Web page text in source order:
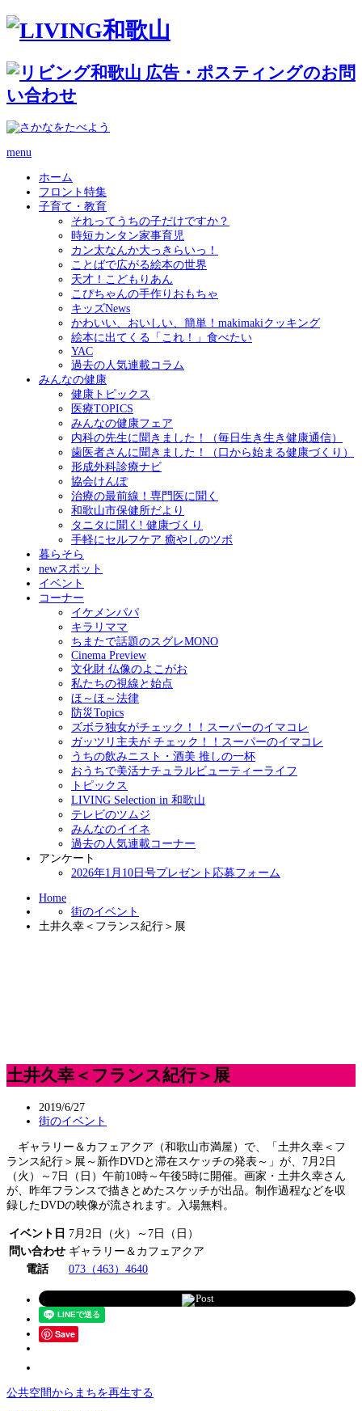
menu
ホーム
フロント特集
子育て・教育
それってうちの子だけですか？
時短カンタン家事育児
カン太なんか大っきらいっ！
ことばで広がる絵本の世界
天才！こどもりあん
こぴちゃんの手作りおもちゃ
キッズNews
かわいい、おいしい、簡単！makimakiクッキング
絵本に出てくる「これ！」食べたい
YAC
過去の人気連載コラム
みんなの健康
健康トピックス
医療TOPICS
みんなの健康フェア
内科の先生に聞きました！（毎日生き生き健康通信）
歯医者さんに聞きました！（口から始まる健康づくり）
形成外科診療ナビ
協会けんぽ
治療の最前線！専門医に聞く
和歌山市保健所だより
タニタに聞く! 健康づくり
手軽にセルフケア 癒やしのツボ
暮らそら
newスポット
イベント
コーナー
イケメンパパ
キラリママ
ちまたで話題のスグレMONO
Cinema Preview
文化財 仏像のよこがお
私たちの視線と始点
ほ～ほ～法律
防災Topics
ズボラ独女がチェック！！スーパーのイマコレ
ガッツリ主夫が チェック！！スーパーのイマコレ
うちの飲みニスト・酒美 推しの一杯
おうちで美活ナチュラルビューティーライフ
トピックス
LIVING Selection in 和歌山
テレビのツムジ
みんなのイイネ
過去の人気連載コーナー
アンケート
2026年1月10日号プレゼント応募フォーム
Home
街のイベント
土井久幸＜フランス紀行＞展
土井久幸＜フランス紀行＞展
2019/6/27
街のイベント
ギャラリー＆カフェアクア（和歌山市満屋）で、「土井久幸＜フ
ランス紀行＞展～新作DVDと滞在スケッチの発表～」が、7月2日
（火）～7日（日）午前10時～午後5時に開催。画家・土井久幸さん
が、昨年フランスで描きとめたスケッチが出品。制作過程などを収
録したDVDの映像が流されます。入場無料。
イベント日 7月2日（火）～7日（日）
問い合わせ ギャラリー＆カフェアクア
電話
073（463）4640
Post
Save
公共空間からまちを再生する